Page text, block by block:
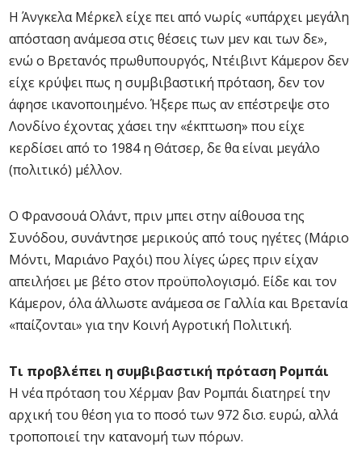
Η Άνγκελα Μέρκελ είχε πει από νωρίς «υπάρχει μεγάλη
απόσταση ανάμεσα στις θέσεις των μεν και των δε»,
ενώ ο Βρετανός πρωθυπουργός, Ντέιβιντ Κάμερον δεν
είχε κρύψει πως η συμβιβαστική πρόταση, δεν τον
άφησε ικανοποιημένο. Ήξερε πως αν επέστρεψε στο
Λονδίνο έχοντας χάσει την «έκπτωση» που είχε
κερδίσει από το 1984 η Θάτσερ, δε θα είναι μεγάλο
(πολιτικό) μέλλον.
Ο Φρανσουά Ολάντ, πριν μπει στην αίθουσα της
Συνόδου, συνάντησε μερικούς από τους ηγέτες (Μάριο
Μόντι, Μαριάνο Ραχόι) που λίγες ώρες πριν είχαν
απειλήσει με βέτο στον προϋπολογισμό. Είδε και τον
Κάμερον, όλα άλλωστε ανάμεσα σε Γαλλία και Βρετανία
«παίζονται» για την Κοινή Αγροτική Πολιτική.
Τι προβλέπει η συμβιβαστική πρόταση Ρομπάι
Η νέα πρόταση του Χέρμαν βαν Ρομπάι διατηρεί την
αρχική του θέση για το ποσό των 972 δισ. ευρώ, αλλά
τροποποιεί την κατανομή των πόρων.